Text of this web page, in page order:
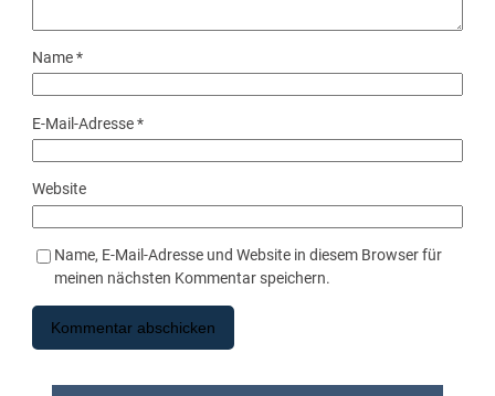
Name*
E-Mail-Adresse*
Website
Name, E-Mail-Adresse und Website in diesem Browser für
meinen nächsten Kommentar speichern.